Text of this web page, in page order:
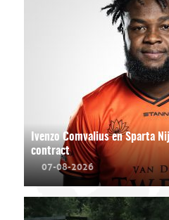
Ivenzo Comvalius en Sparta
contract
07-08-2026